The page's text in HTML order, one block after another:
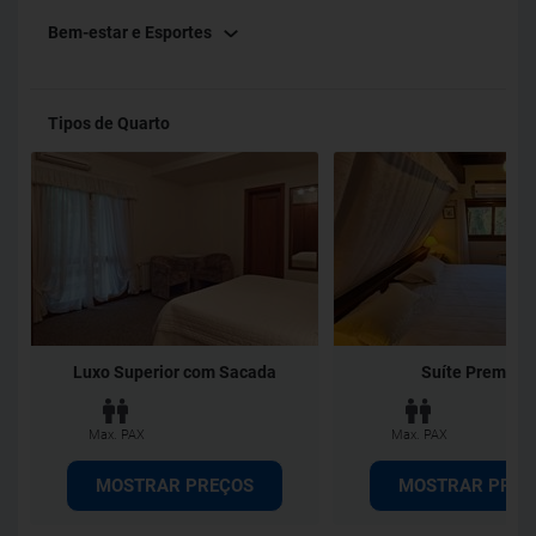
Bem-estar e Esportes
Tipos de Quarto
Luxo Superior com Sacada
Max. PAX
MOSTRAR PREÇOS
Suíte Premium
Max. PAX
MOSTRAR